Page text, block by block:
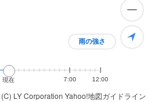
(C) LY Corporation Yahoo!地図ガイドライン
雨の強さ
現在 7:00 12:00